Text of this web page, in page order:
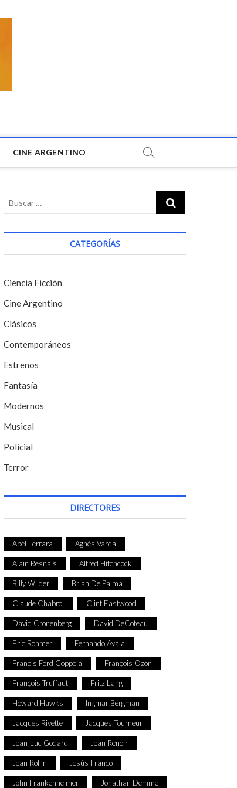
CINE ARGENTINO
CATEGORÍAS
Ciencia Ficción
Cine Argentino
Clásicos
Contemporáneos
Estrenos
Fantasía
Modernos
Musical
Policial
Terror
DIRECTORES
Abel Ferrara Agnès Varda
Alain Resnais Alfred Hitchcock
Billy Wilder Brian De Palma
Claude Chabrol Clint Eastwood
David Cronenberg David DeCoteau
Eric Rohmer Fernando Ayala
Francis Ford Coppola François Ozon
François Truffaut Fritz Lang
Howard Hawks Ingmar Bergman
Jacques Rivette Jacques Tourneur
Jean-Luc Godard Jean Renoir
Jean Rollin Jesús Franco
John Frankenheimer Jonathan Demme